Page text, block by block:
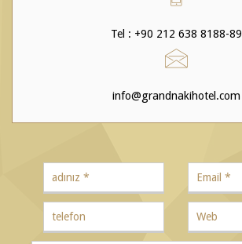
Tel : +90 212 638 8188-89
info@grandnakihotel.com